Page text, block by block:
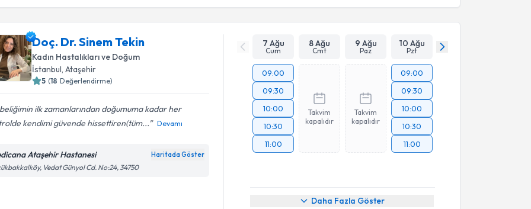
Doç. Dr. Sinem Tekin
Kadın Hastalıkları ve Doğum
İstanbul ,Ataşehir
5 (18 Değerlendirme)
ilk zamanlarından doğumuma kadar her
kendimi güvende hissettiren(tüm...
Devamı
Ataşehir Hastanesi Haritada Göster
Vedat Günyol Cd. No:24, 34750
7 Ağu
Cum
8 Ağu
Cmt
9 Ağu
Paz
10 Ağu
Pzt
09:00
09:30
10:00
10:30
11:00
Takvim
kapalıdır
Takvim
kapalıdır
09:00
09:30
10:00
10:30
11:00
Daha Fazla Göster